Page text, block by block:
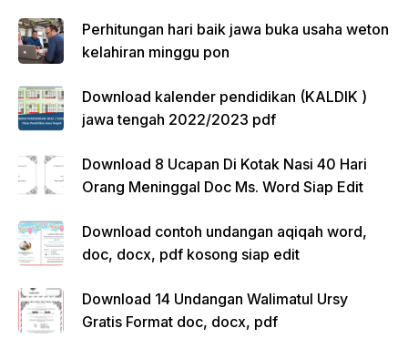
Perhitungan hari baik jawa buka usaha weton
kelahiran minggu pon
Download kalender pendidikan (KALDIK )
jawa tengah 2022/2023 pdf
Download 8 Ucapan Di Kotak Nasi 40 Hari
Orang Meninggal Doc Ms. Word Siap Edit
Download contoh undangan aqiqah word,
doc, docx, pdf kosong siap edit
Download 14 Undangan Walimatul Ursy
Gratis Format doc, docx, pdf